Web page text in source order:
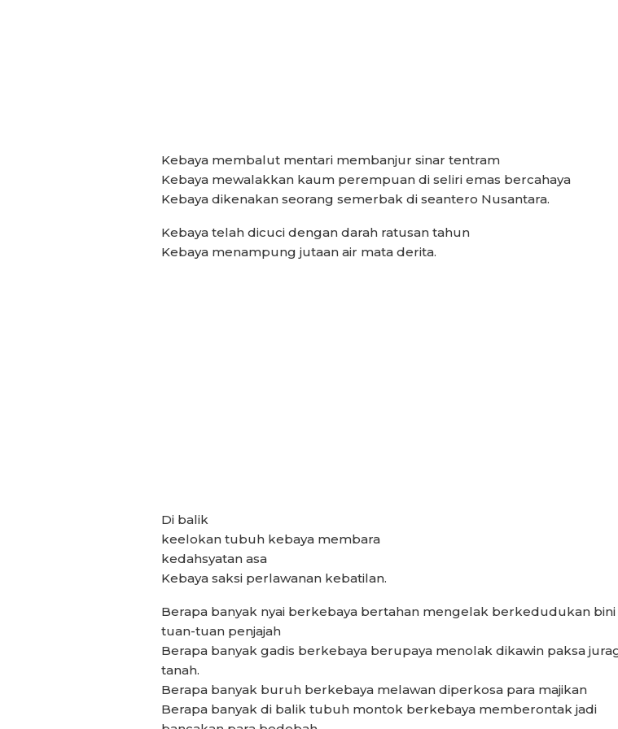
Kebaya membalut mentari membanjur sinar tentram
Kebaya mewalakkan kaum perempuan di seliri emas bercahaya
Kebaya dikenakan seorang semerbak di seantero Nusantara.
Kebaya telah dicuci dengan darah ratusan tahun
Kebaya menampung jutaan air mata derita.
Di balik
keelokan tubuh kebaya membara
kedahsyatan asa
Kebaya saksi perlawanan kebatilan.
Berapa banyak nyai berkebaya bertahan mengelak berkedudukan bini
tuan-tuan penjajah
Berapa banyak gadis berkebaya berupaya menolak dikawin paksa
tanah.
Berapa banyak buruh berkebaya melawan diperkosa para majikan
Berapa banyak di balik tubuh montok berkebaya memberontak jadi